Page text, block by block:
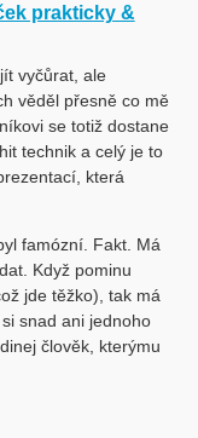
prakticky &
vyčůrat, ale
věděl přesně co mě
se totiž dostane
technik a celý je to
která
famózní. Fakt. Má
Když pominu
jde těžko), tak má
snad ani jednoho
člověk, kterýmu